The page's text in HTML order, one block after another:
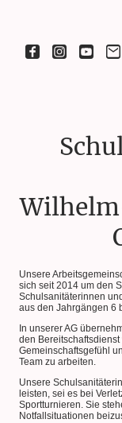
Unsere
sich seit 2014 um den
Schulsanitäterinnen
aus den Jahrgängen 6
In unserer AG
den
Gemeinschaftsgefühl
Team zu arbeiten.
Unsere
leisten, sei es bei
Sportturnieren. Sie
Notfallsituationen